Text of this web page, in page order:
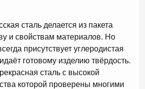
сталь делается из пакета
и свойствам материалов. Но
присутствует углеродистая
готовому изделию твёрдость.
сталь с высокой
которой проверены многими